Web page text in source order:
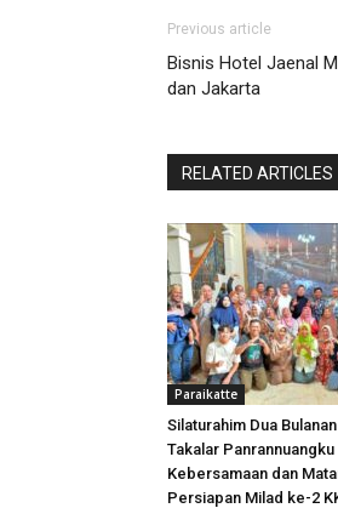
Previous article
Bisnis Hotel Jaenal
dan Jakarta
RELATED ARTICLES
Paraikatte
Silaturahim Dua
Takalar
Kebersamaan dan
Persiapan Milad ke-2